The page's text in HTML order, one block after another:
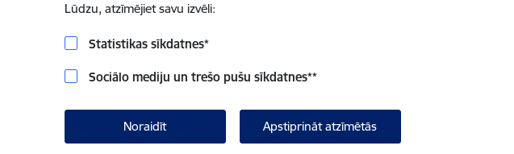
Lūdzu, atzīmējiet savu izvēli:
Statistikas sīkdatnes*
Sociālo mediju un trešo pušu sīkdatnes**
Noraidīt Apstiprināt atzīmētās